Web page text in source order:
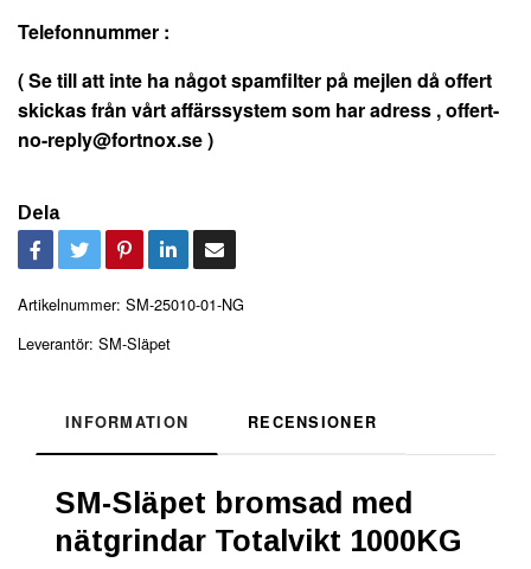
Telefonnummer :
( Se till att inte ha något spamfilter på mejlen då offert
skickas från vårt affärssystem som har adress ,offert-
no-reply@fortnox.se)
Dela
Artikelnummer: SM-25010-01-NG
Leverantör: SM-Släpet
INFORMATION RECENSIONER
SM-Släpet bromsad med
nätgrindar Totalvikt 1000KG